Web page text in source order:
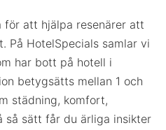
för att hjälpa resenärer att
På HotelSpecials samlar vi
har bott på hotell i
betygsätts mellan 1 och
städning, komfort,
så sätt får du ärliga insikter